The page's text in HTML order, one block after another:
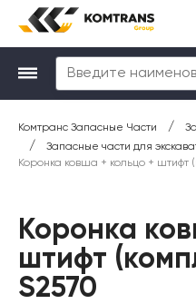
Комтранс Запасные Части /
/ Запасные части для
Коронка ковша + кольцо + штифт
Коронка
штифт
S2570